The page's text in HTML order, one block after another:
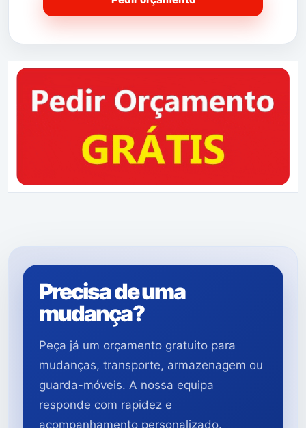
Precisa de uma
mudança?
Peça já um orçamento gratuito para
mudanças, transporte, armazenagem ou
guarda-móveis. A nossa equipa
responde com rapidez e
acompanhamento personalizado.